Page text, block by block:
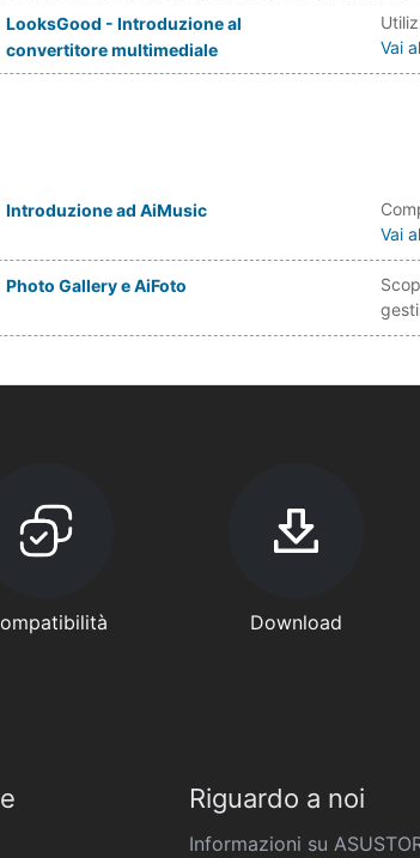
LooksGood - Introduzione al
convertitore multimediale
Vai
Introduzione ad AiMusic
Vai
Photo Gallery e AiFoto
Download
Riguardo a noi
Informazioni su